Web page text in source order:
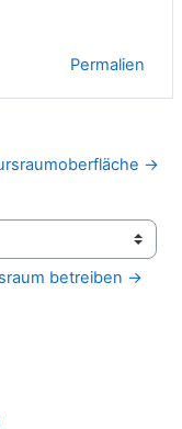
Permalien
→
betreiben →